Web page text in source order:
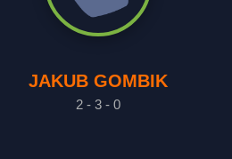
JAKUB GOMBIK
2 - 3 - 0